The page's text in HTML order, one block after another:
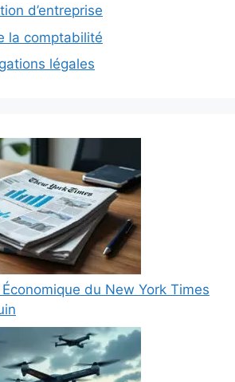
d’entreprise
la comptabilité
légales
du New York Times